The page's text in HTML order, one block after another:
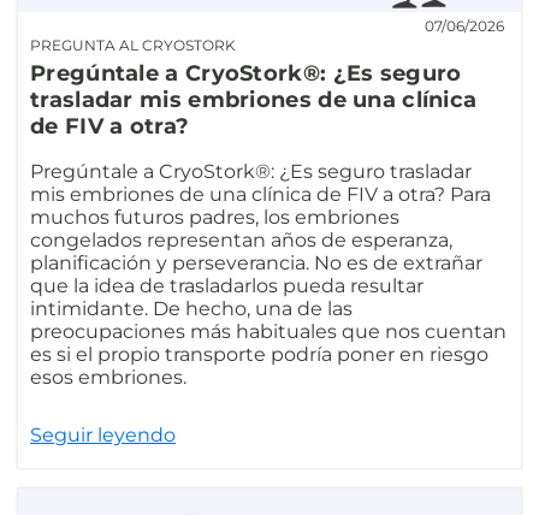
PREGUNTA AL CRYOSTORK
07/06/2026
Pregúntale a CryoStork®: ¿Es seguro
trasladar mis embriones de una clínica
de FIV a otra?
Pregúntale a CryoStork®: ¿Es seguro trasladar
mis embriones de una clínica de FIV a otra? Para
muchos futuros padres, los embriones
congelados representan años de esperanza,
planificación y perseverancia. No es de extrañar
que la idea de trasladarlos pueda resultar
intimidante. De hecho, una de las
preocupaciones más habituales que nos cuentan
es si el propio transporte podría poner en riesgo
esos embriones.
Seguir leyendo